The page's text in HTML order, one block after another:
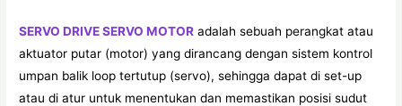
SERVO DRIVE SERVO MOTOR adalah sebuah perangkat atau
aktuator putar (motor) yang dirancang dengan sistem kontrol
umpan balik loop tertutup (servo), sehingga dapat di set-up
atau di atur untuk menentukan dan memastikan posisi sudut